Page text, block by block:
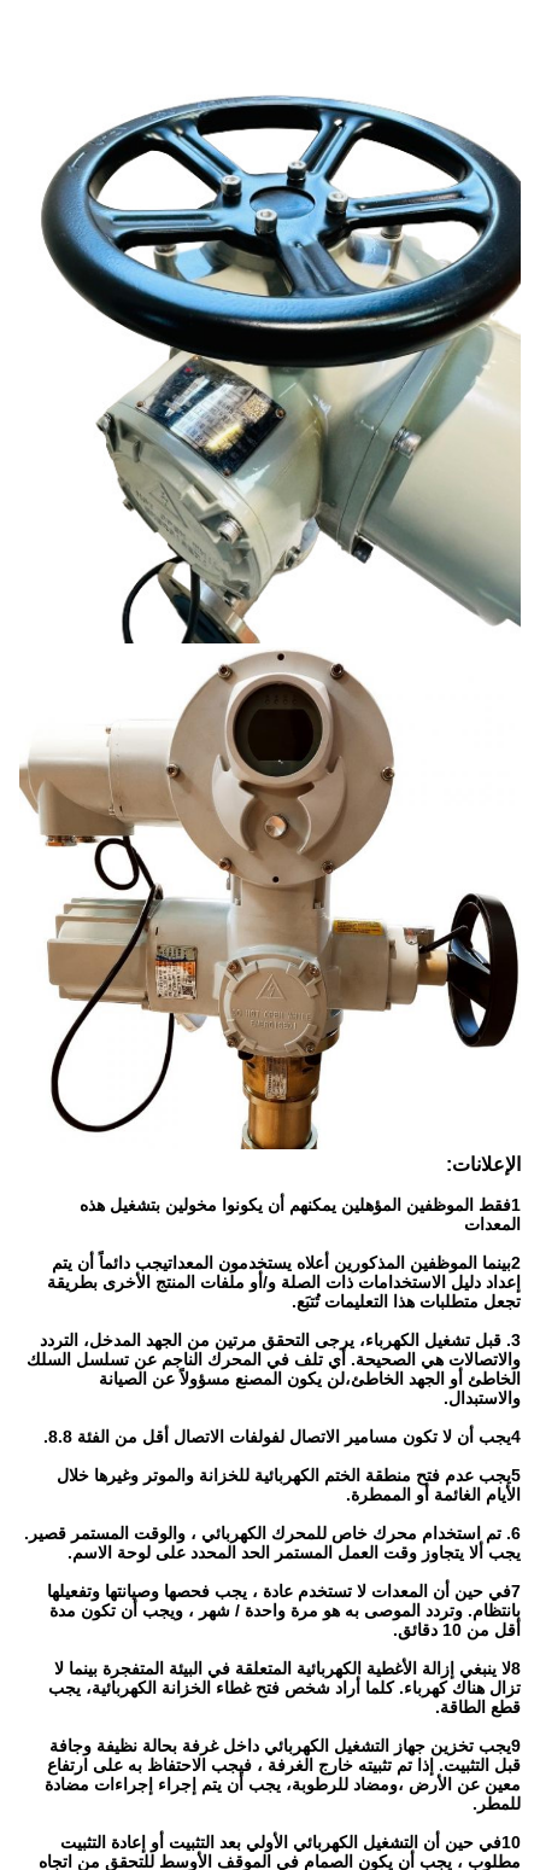
الإعلانات:
1فقط الموظفين المؤهلين يمكنهم أن يكونوا مخولين بتشغيل هذه
المعدات
2بينما الموظفين المذكورين أعلاه يستخدمون المعداتيجب دائماً أن يتم
إعداد دليل الاستخدامات ذات الصلة و/أو ملفات المنتج الأخرى بطريقة
تجعل متطلبات هذا التعليمات تُتبَع.
3. قبل تشغيل الكهرباء، يرجى التحقق مرتين من الجهد المدخل، التردد
والاتصالات هي الصحيحة. أي تلف في المحرك الناجم عن تسلسل السلك
الخاطئ أو الجهد الخاطئ،لن يكون المصنع مسؤولاً عن الصيانة
والاستبدال.
4يجب أن لا تكون مسامير الاتصال لفولفات الاتصال أقل من الفئة 8.8.
5يجب عدم فتح منطقة الختم الكهربائية للخزانة والموتر وغيرها خلال
الأيام الغائمة أو الممطرة.
6. تم استخدام محرك خاص للمحرك الكهربائي ، والوقت المستمر قصير.
يجب ألا يتجاوز وقت العمل المستمر الحد المحدد على لوحة الاسم.
7في حين أن المعدات لا تستخدم عادة ، يجب فحصها وصيانتها وتفعيلها
بانتظام. وتردد الموصى به هو مرة واحدة / شهر ، ويجب أن تكون مدة
أقل من 10 دقائق.
8لا ينبغي إزالة الأغطية الكهربائية المتعلقة في البيئة المتفجرة بينما لا
تزال هناك كهرباء. كلما أراد شخص فتح غطاء الخزانة الكهربائية، يجب
قطع الطاقة.
9يجب تخزين جهاز التشغيل الكهربائي داخل غرفة بحالة نظيفة وجافة
قبل التثبيت. إذا تم تثبيته خارج الغرفة ، فيجب الاحتفاظ به على ارتفاع
معين عن الأرض ،ومضاد للرطوبة، يجب أن يتم إجراء إجراءات مضادة
للمطر.
10في حين أن التشغيل الكهربائي الأولي بعد التثبيت أو إعادة التثبيت
مطلوب ، يجب أن يكون الصمام في الموقف الأوسط للتحقق من اتجاه